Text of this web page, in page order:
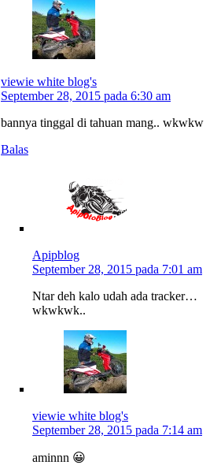
viewie white blog's
September 28, 2015 pada 6:30 am
bannya tinggal di tahuan mang.. wkwkw
Balas
Apipblog
September 28, 2015 pada 7:01 am
Ntar deh kalo udah ada tracker…
wkwkwk..
viewie white blog's
September 28, 2015 pada 7:14 am
aminnn 😀